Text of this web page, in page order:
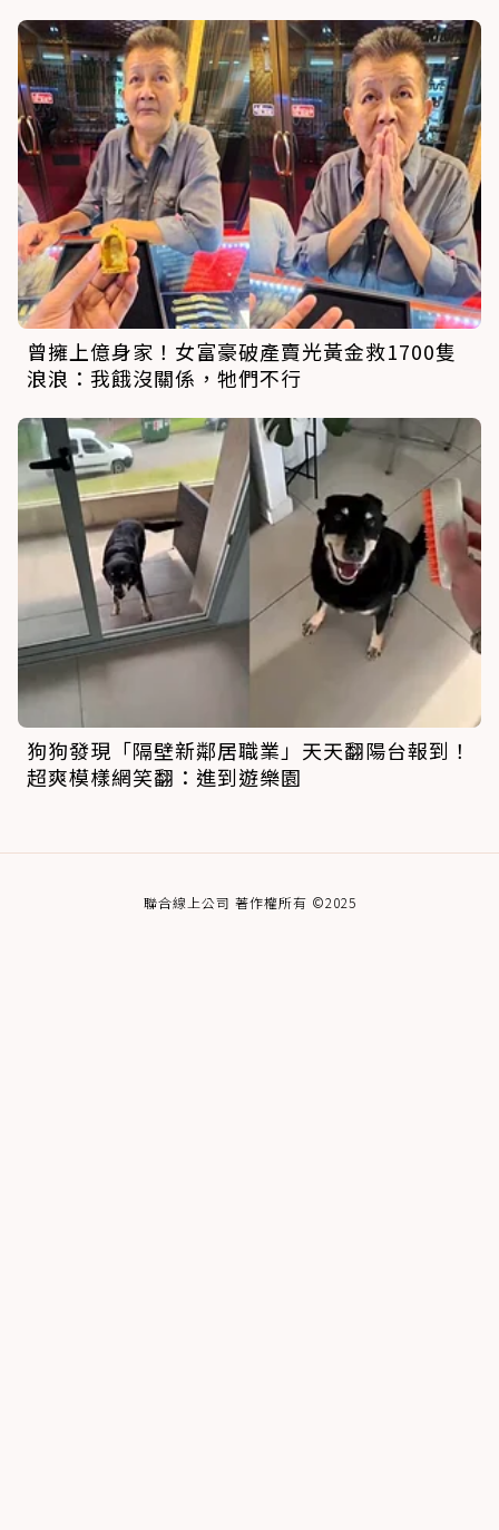
曾擁上億身家！女富豪破產賣光黃金救1700隻
浪浪：我餓沒關係，牠們不行
狗狗發現「隔壁新鄰居職業」天天翻陽台報到！
超爽模樣網笑翻：進到遊樂園
聯合線上公司 著作權所有 ©2025